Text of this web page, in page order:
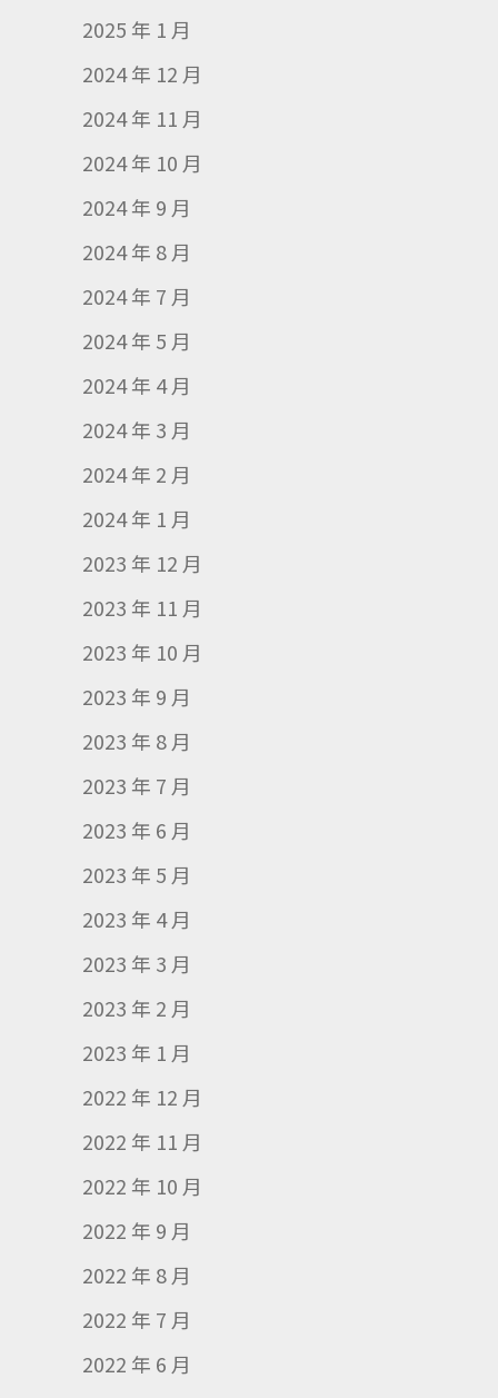
2025 年 1 月
2024 年 12 月
2024 年 11 月
2024 年 10 月
2024 年 9 月
2024 年 8 月
2024 年 7 月
2024 年 5 月
2024 年 4 月
2024 年 3 月
2024 年 2 月
2024 年 1 月
2023 年 12 月
2023 年 11 月
2023 年 10 月
2023 年 9 月
2023 年 8 月
2023 年 7 月
2023 年 6 月
2023 年 5 月
2023 年 4 月
2023 年 3 月
2023 年 2 月
2023 年 1 月
2022 年 12 月
2022 年 11 月
2022 年 10 月
2022 年 9 月
2022 年 8 月
2022 年 7 月
2022 年 6 月